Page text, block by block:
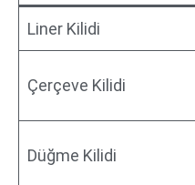
Liner Kilidi
Çerçeve Kilidi
Düğme Kilidi